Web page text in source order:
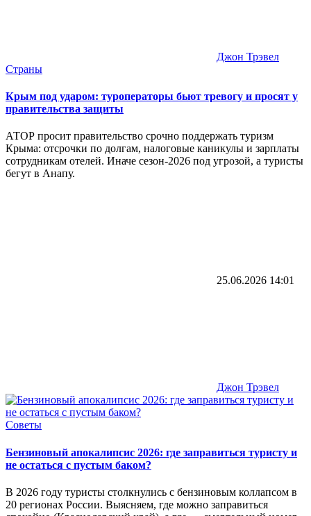
Джон Трэвел
Страны
Крым под ударом: туроператоры бьют тревогу и просят у
правительства защиты
АТОР просит правительство срочно поддержать туризм
Крыма: отсрочки по долгам, налоговые каникулы и зарплаты
сотрудникам отелей. Иначе сезон-2026 под угрозой, а туристы
бегут в Анапу.
25.06.2026 14:01
Джон Трэвел
Советы
Бензиновый апокалипсис 2026: где заправиться туристу и
не остаться с пустым баком?
В 2026 году туристы столкнулись с бензиновым коллапсом в
20 регионах России. Выясняем, где можно заправиться